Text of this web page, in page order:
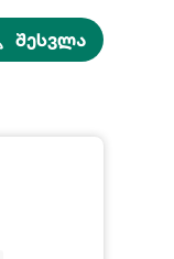
შესვლა